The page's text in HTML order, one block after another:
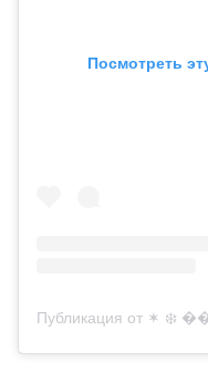
Посмотреть